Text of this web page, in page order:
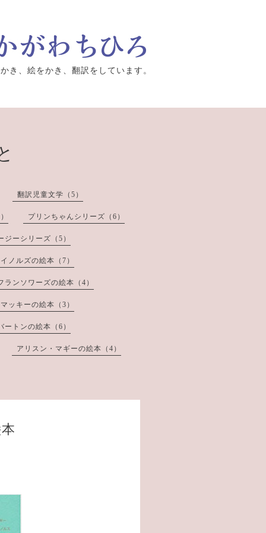
き、絵をかき、翻訳をしています。
翻訳児童文学（5）
プリンちゃんシリーズ（6）
ジーシリーズ（5）
ノルズの絵本（7）
ランソワーズの絵本（4）
ッキーの絵本（3）
ートンの絵本（6）
アリスン・マギーの絵本（4）